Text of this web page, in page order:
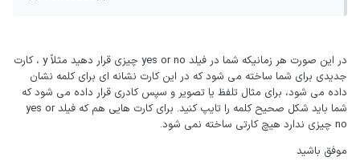
در این صورت هر زمانیکه شما در فیلد yes or no چیزی قرار دهید مثلاً y ، کارت
جدیدی برای شما ساخته می شود که در این کارت نشانه ای برای کلمه نشان
داده می شود، برای مثال تلفظ یا تصویر و سپس کادری قرار داده می شود که
شما باید شکل صحیح کلمه را تایپ کنید. برای کارت هایی هم که فیلد yes or
no چیزی ندارد هیچ کارتی ساخته نمی شود.
موفق باشید